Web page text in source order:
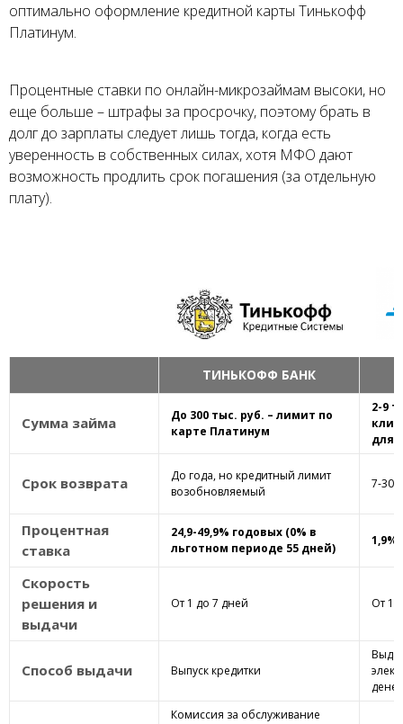
оптимально оформление кредитной карты Тинькофф
Платинум.
Процентные ставки по онлайн-микрозаймам высоки, но
еще больше – штрафы за просрочку, поэтому брать в
долг до зарплаты следует лишь тогда, когда есть
уверенность в собственных силах, хотя МФО дают
возможность продлить срок погашения (за отдельную
плату).
ТИНЬКОФФ БАНК
Сумма займа
До 300 тыс. руб. – лимит по
карте Платинум
2-9
для
Срок возврата
До года, но кредитный лимит
возобновляемый
7-30
Процентная
ставка
24,9-49,9% годовых (0% в
льготном периоде 55 дней)
1,9%
Скорость
решения и
выдачи
От 1 до 7 дней От
Способ выдачи Выпуск кредитки
Комиссия за обслуживание